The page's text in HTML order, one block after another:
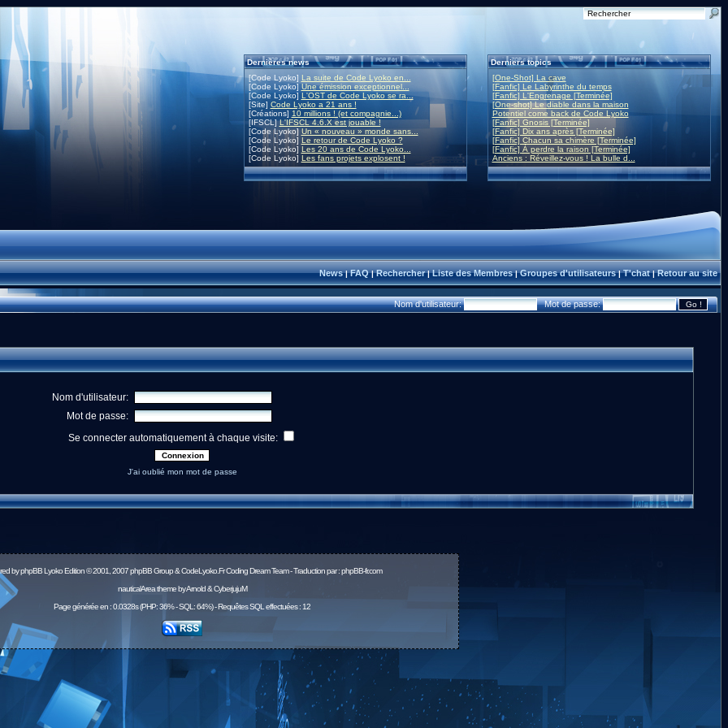
Dernières news
[Code Lyoko] La suite de Code Lyoko en...
[Code Lyoko]Une émission exceptionnel...
[Code Lyoko] L'OST de Code Lyoko se ra...
[Site] Code Lyoko a 21 ans !
[Créations] 10 millions ! (et compagnie...)
[IFSCL]L'IFSCL 4.6.X est jouable !
[Code Lyoko] Un « nouveau » monde sans...
[Code Lyoko] Le retour de Code Lyoko ?
[Code Lyoko] Les 20 ans de Code Lyoko...
[Code Lyoko] Les fans projets explosent !
Derniers topics
[One-Shot] La cave
[Fanfic] Le Labyrinthe du temps
[Fanfic] L'Engrenage [Terminée]
[One-shot] Le diable dans la maison
Potentiel come back de Code Lyoko
[Fanfic] Gnosis [Terminée]
[Fanfic] Dix ans après [Terminée]
[Fanfic] Chacun sa chimère [Terminée]
[Fanfic] À perdre la raison [Terminée]
Anciens : Réveillez-vous ! La bulle d...
News|FAQ|Rechercher|Liste des Membres|Groupes d'utilisateurs|T'chat|Retour au site
Nom d'utilisateur: Mot de passe:
Nom d'utilisateur:
Mot de passe:
Se connecter automatiquement à chaque visite:
J'ai oublié mon mot de passe
byphpBBLyoko Edition © 2001, 2007 phpBB Group & CodeLyoko.Fr Coding Dream Team - Traduction par :phpBB-fr.com
nauticalArea theme by Arnold & CyberjujuM
Page générée en : 0.0328s (PHP: 36% - SQL: 64%) - Requêtes SQL effectuées : 12